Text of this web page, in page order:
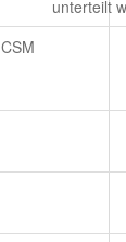
unterteilt
CSM